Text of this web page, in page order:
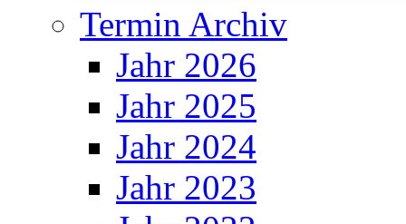
Termin Archiv
Jahr 2026
Jahr 2025
Jahr 2024
Jahr 2023